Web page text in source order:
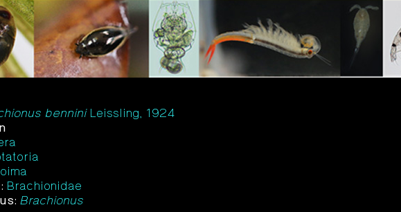
benniniLeissling, 1924
Brachionidae
Brachionus